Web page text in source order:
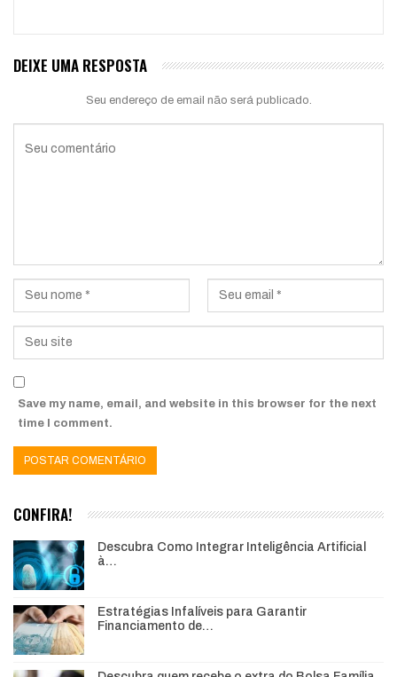
DEIXE UMA RESPOSTA
Seu endereço de email não será publicado.
Save my name, email, and website in this browser for the next
time I comment.
CONFIRA!
Descubra Como Integrar Inteligência Artificial
à…
Estratégias Infalíveis para Garantir
Financiamento de…